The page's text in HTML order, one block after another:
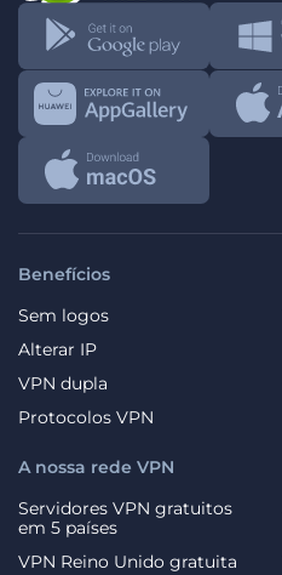
Benefícios
Sem logos
Alterar IP
VPN dupla
Protocolos VPN
A nossa rede VPN
Servidores VPN gratuitos
em 5 países
VPN Reino Unido gratuita